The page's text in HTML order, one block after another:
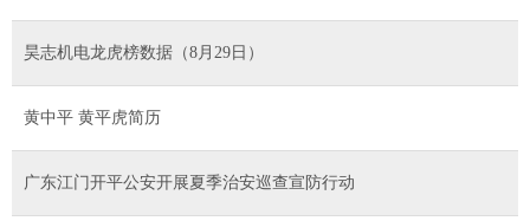
昊志机电龙虎榜数据（8月29日）
黄中平 黄平虎简历
广东江门开平公安开展夏季治安巡查宣防行动